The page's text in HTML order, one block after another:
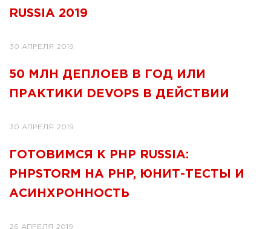
RUSSIA 2019
30 АПРЕЛЯ 2019
50 МЛН ДЕПЛОЕВ В ГОД ИЛИ
ПРАКТИКИ DEVOPS В ДЕЙСТВИИ
30 АПРЕЛЯ 2019
ГОТОВИМСЯ К PHP RUSSIA:
PHPSTORM НА PHP, ЮНИТ-ТЕСТЫ И
АСИНХРОННОСТЬ
26 АПРЕЛЯ 2019